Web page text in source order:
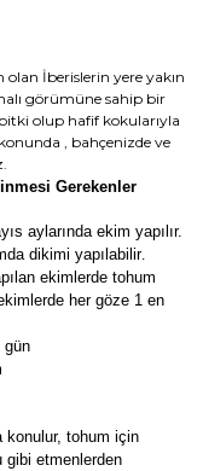
İberislerin yere yakın
görümüne sahip bir
olup hafif kokularıyla
, bahçenizde ve
Gerekenler
aylarında ekim yapılır.
dikimi yapılabilir.
ekimlerde tohum
her göze 1 en
gün
konulur, tohum için
gibi etmenlerden